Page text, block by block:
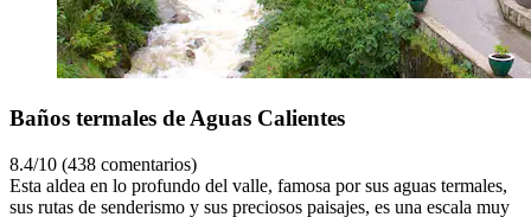
Baños termales de Aguas Calientes
8.4/10 (438 comentarios)
Esta aldea en lo profundo del valle, famosa por sus aguas termales,
sus rutas de senderismo y sus preciosos paisajes, es una escala muy